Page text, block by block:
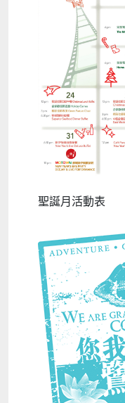
聖誕月活動表